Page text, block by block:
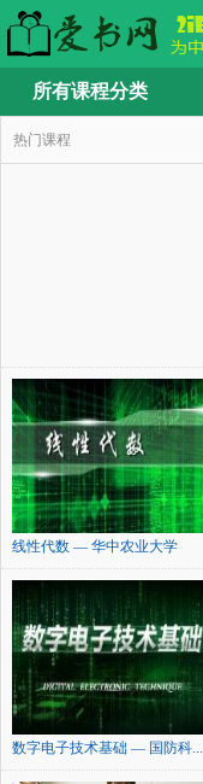
所有课程分类
热门课程
线性代数 — 华中农业大学
数字电子技术基础 — 国防科...